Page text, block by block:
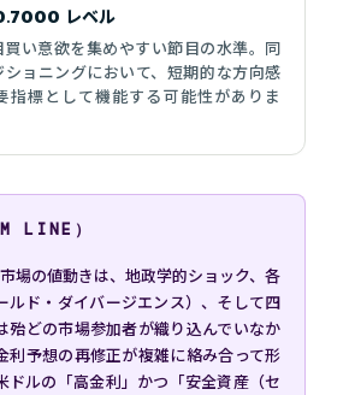
レベル
い意欲を集めやすい節目の水準。同
ョニングにおいて、短期的な方向感
指標として機能する可能性がありま
LINE）
場の値動きは、地政学的ショック、各
ルド・ダイバージエンス）、そして四
殆どの市場参加者が織り込んでいなか
利予想の再修正が複雑に絡み合って形
ドルの「高金利」かつ「安全資産（セ